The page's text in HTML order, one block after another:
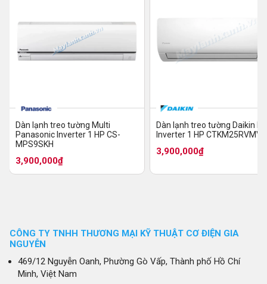
Dàn lạnh treo tường Multi
Panasonic Inverter 1 HP CS-
MPS9SKH
3,900,000₫
Dàn lạnh treo tường Daikin
Inverter 1 HP CTKM25RVMV
3,900,000₫
CÔNG TY TNHH THƯƠNG MẠI KỸ THUẬT CƠ ĐIỆN GIA
NGUYỄN
469/12 Nguyễn Oanh, Phường Gò Vấp, Thành phố Hồ Chí
Minh, Việt Nam